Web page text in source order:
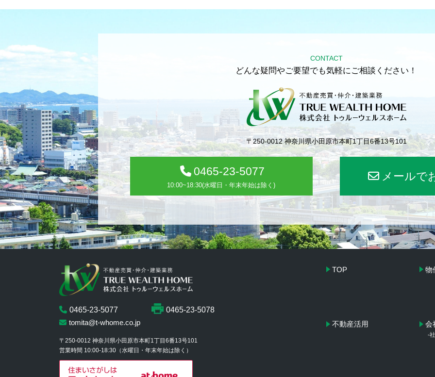
CONTACT
どんな疑問やご要望でも気軽にご相談ください！
〒250-0012神奈川県小田原市本町1丁目6番13号101
0465-23-5077
10:00~18:30(水曜日・年末年始は除く)
メールで
0465-23-5077
0465-23-5078
tomita@t-whome.co.jp
〒250-0012 神奈川県小田原市本町1丁目6番13号101
営業時間 10:00-18:30 （水曜日・年末年始は除く）
TOP 物
不動産活用 会
-